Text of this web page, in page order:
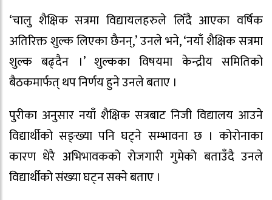
‘चालु शैक्षिक सत्रमा विद्यायलहरुले लिँदै आएका वर्षिक
अतिरिक्त शुल्क लिएका छैनन्,’ उनले भने, ‘नयाँ शैक्षिक सत्रमा
शुल्क बढ्दैन ।’ शुल्कका विषयमा केन्द्रीय समितिको
बैठकमार्फत् थप निर्णय हुने उनले बताए ।
पुरीका अनुसार नयाँ शैक्षिक सत्रबाट निजी विद्यालय आउने
विद्यार्थीको सङ्ख्या पनि घट्ने सम्भावना छ । कोरोनाका
कारण धेरै अभिभावकको रोजगारी गुमेको बताउँदै उनले
विद्यार्थीको संख्या घट्न सक्ने बताए ।